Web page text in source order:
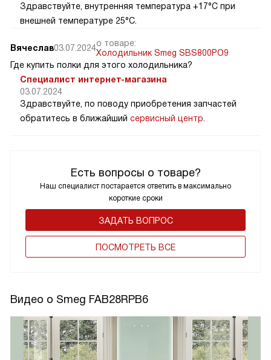
Есть вопросы о товаре?
Наш специалист постарается ответить в максимально
короткие сроки
ЗАДАТЬ ВОПРОС
ПОCМОТРЕТЬ ВСЕ
Здравствуйте, внутренняя температура +17°C при
внешней температуре 25°C.
Вячеслав03.07.2024о товаре:
Холодильник Smeg SBS800PO9
Где купить полки для этого холодильника?
Специалист интернет-магазина
03.07.2024
Здравствуйте, по поводу приобретения запчастей
обратитесь в ближайший сервисный центр
Видео о Smeg FAB28RPB6